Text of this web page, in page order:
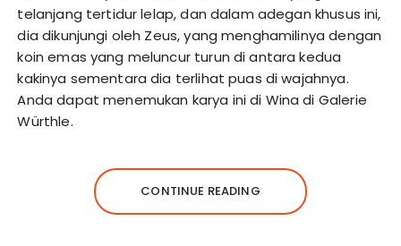
telanjang tertidur lelap, dan dalam adegan khusus ini,
dia dikunjungi oleh Zeus, yang menghamilinya dengan
koin emas yang meluncur turun di antara kedua
kakinya sementara dia terlihat puas di wajahnya.
Anda dapat menemukan karya ini di Wina di Galerie
Würthle.
CONTINUE READING